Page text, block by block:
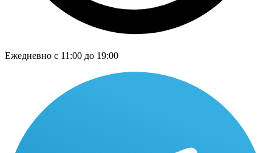
Ежедневно с 11:00 до 19:00